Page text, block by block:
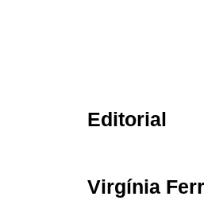
Editorial
Virgínia